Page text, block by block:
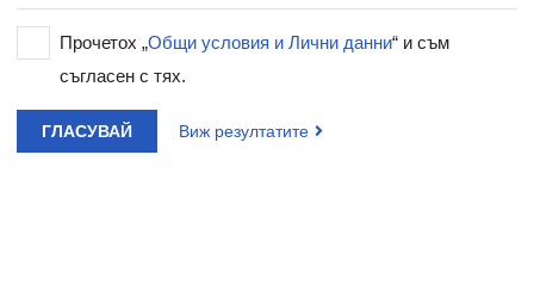
Прочетох „Общи условия и Лични данни“ и съм
съгласен с тях.
ГЛАСУВАЙ Виж резултатите